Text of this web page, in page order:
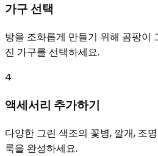
가구 선택
방을 조화롭게 만들기 위해 곰팡이
진 가구를 선택하세요.
4
액세서리 추가하기
다양한 그린 색조의 꽃병, 깔개, 조
룩을 완성하세요.